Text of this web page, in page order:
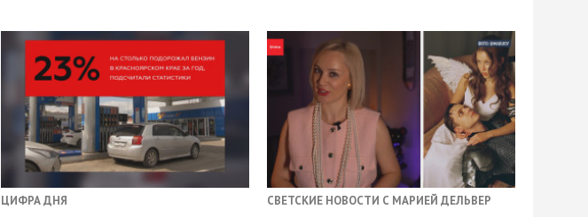
ЦИФРА ДНЯ СВЕТСКИЕ НОВОСТИ С МАРИЕЙ ДЕЛЬВЕР